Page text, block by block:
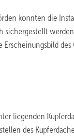
konnten die
sichergestellt
liegenden
des